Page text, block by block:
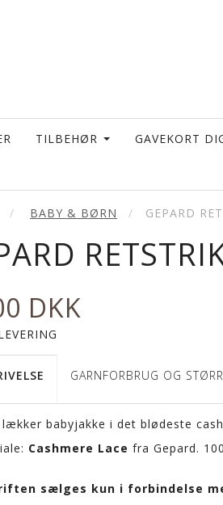
TILBEHØR GAVEKORT
BABY & BØRN GEPARD
DKK
GARNFORBRUG OG
lækker babyjakke i det blødeste
Cashmere Lace fra Gepard.
sælges kun i forbindelse